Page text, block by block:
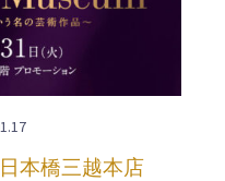
本橋三越本店